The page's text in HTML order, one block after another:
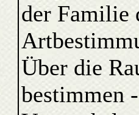
der Familie
Über die
bestimmen